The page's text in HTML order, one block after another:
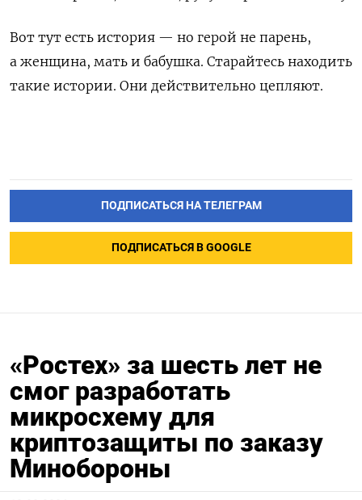
Вот тут есть история — но герой не парень,
а женщина, мать и бабушка. Старайтесь находить
такие истории. Они действительно цепляют.
ПОДПИСАТЬСЯ НА ТЕЛЕГРАМ
ПОДПИСАТЬСЯ В GOOGLE
«Ростех» за шесть лет не
смог разработать
микросхему для
криптозащиты по заказу
Минобороны